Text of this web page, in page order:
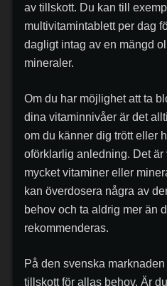
av tillskott. Du kan till
multivitamintablett per dag
dagligt intag av en mängd
mineraler.
Om du har möjlighet att ta
dina vitaminnivåer är det
om du känner dig trött eller
oförklarlig anledning. Det är
mycket vitaminer eller
kan överdosera några av
behov och ta aldrig mer än
rekommenderas.
På den svenska
tillskott för allas behov. Är